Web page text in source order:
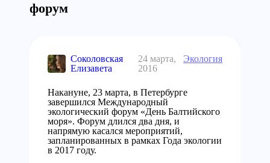
форум
Соколовская
Елизавета
24 марта,
2016
Экология
Накануне, 23 марта, в Петербурге
завершился Международный
экологический форум «День Балтийского
моря». Форум длился два дня, и
напрямую касался мероприятий,
запланированных в рамках Года экологии
в 2017 году.